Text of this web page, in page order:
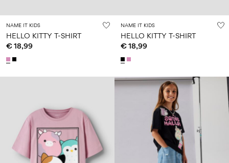
NAME IT KIDS
HELLO KITTY T-SHIRT
€ 18,99
NAME IT KIDS
HELLO KITTY T-SHIRT
€ 18,99